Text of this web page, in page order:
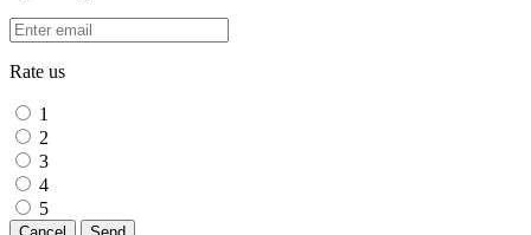
Rate us
1
2
3
4
5